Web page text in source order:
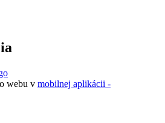
webu v mobilnej aplikácii -